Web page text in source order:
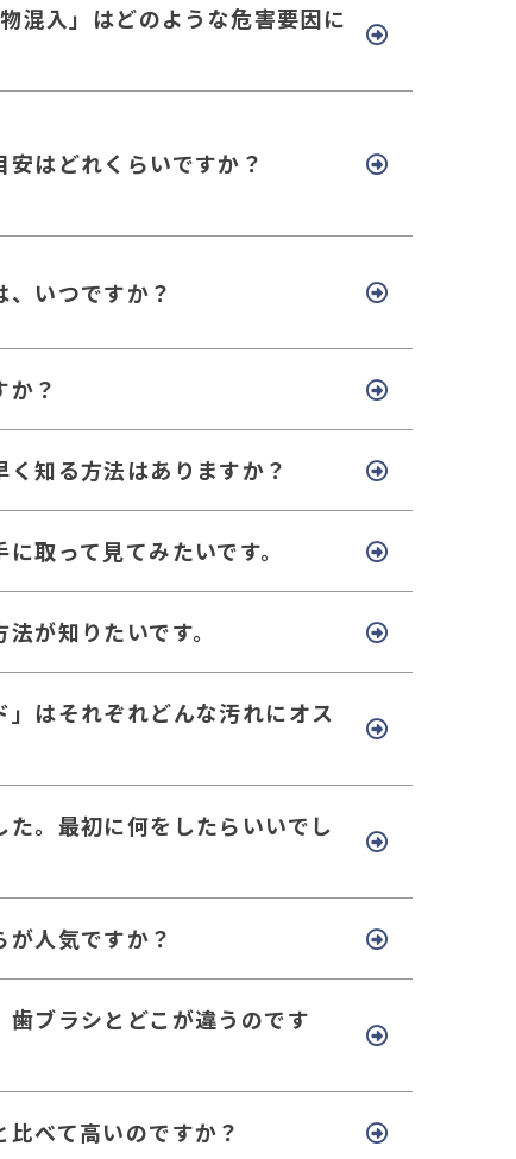
混入」はどのような危害要因に
はどれくらいですか？
いつですか？
か？
知る方法はありますか？
取って見てみたいです。
が知りたいです。
」はそれぞれどんな汚れにオス
。最初に何をしたらいいでし
人気ですか？
ブラシとどこが違うのです
べて高いのですか？